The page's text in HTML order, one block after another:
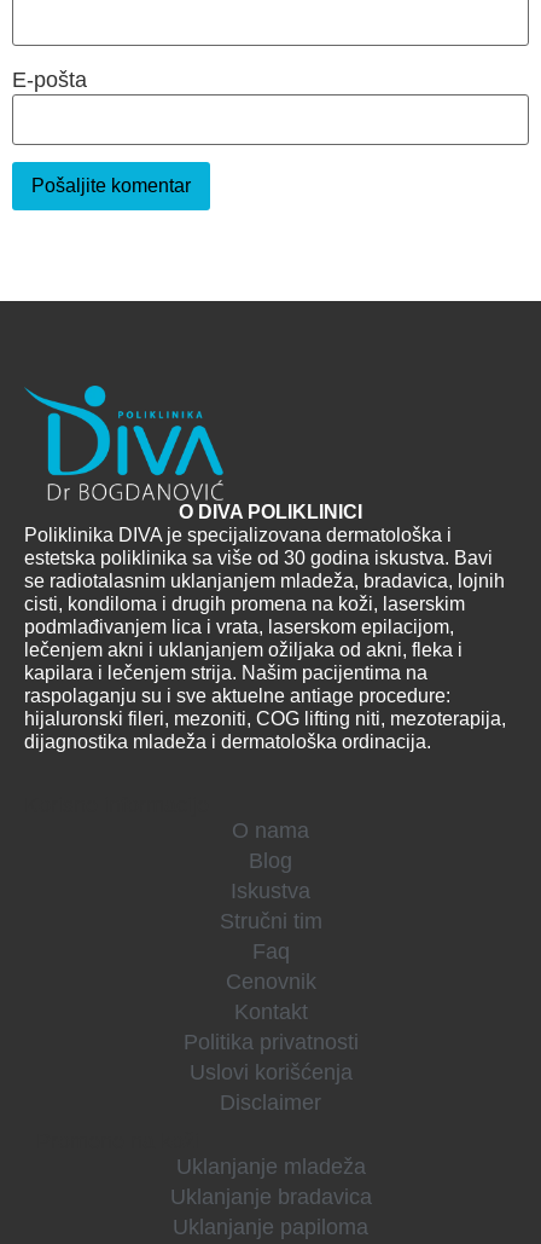
E-pošta
O DIVA POLIKLINICI
Poliklinika DIVA je specijalizovana dermatološka i
estetska poliklinika sa više od 30 godina iskustva. Bavi
se radiotalasnim uklanjanjem mladeža, bradavica, lojnih
cisti, kondiloma i drugih promena na koži, laserskim
podmlađivanjem lica i vrata, laserskom epilacijom,
lečenjem akni i uklanjanjem ožiljaka od akni, fleka i
kapilara i lečenjem strija. Našim pacijentima na
raspolaganju su i sve aktuelne antiage procedure:
hijaluronski fileri, mezoniti, COG lifting niti, mezoterapija,
dijagnostika mladeža i dermatološka ordinacija.
O nama
Blog
Iskustva
Stručni tim
Faq
Cenovnik
Kontakt
Politika privatnosti
Uslovi korišćenja
Disclaimer
Uklanjanje mladeža
Uklanjanje bradavica
Uklanjanje papiloma